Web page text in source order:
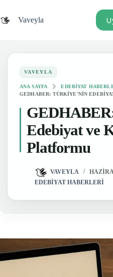
contentVaveyla
ANA SAYFA
EDEBIYAT
GEDHABER: TÜRKIYE’NIN
Edebiyat ve
Platformu
VAVEYLA
EDEBIYAT HABERLERI